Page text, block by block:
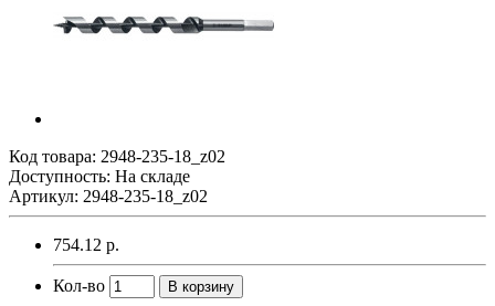
Код товара: 2948-235-18_z02
Доступность: На складе
Артикул: 2948-235-18_z02
754.12 р.
Кол-во В корзину